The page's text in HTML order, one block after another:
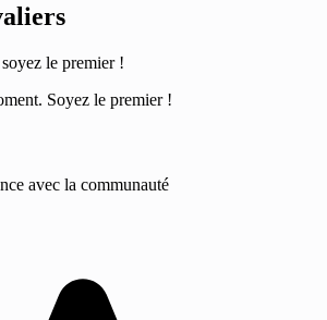
le premier !
Soyez le premier !
avec la communauté